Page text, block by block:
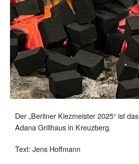
Der „Berliner Kiezmeister 2025“ ist das
Adana Grillhaus in Kreuzberg.
Text: Jens Hoffmann